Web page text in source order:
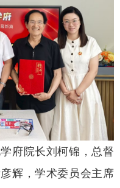
府院长刘柯锦，总督
辉，学术委员会主席